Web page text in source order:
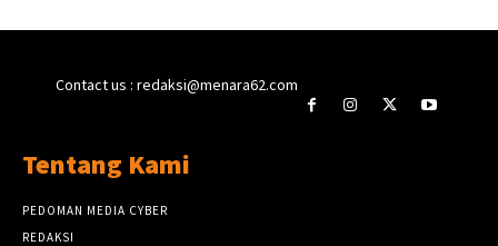
Contact us : redaksi@menara62.com
Tentang Kami
PEDOMAN MEDIA CYBER
REDAKSI